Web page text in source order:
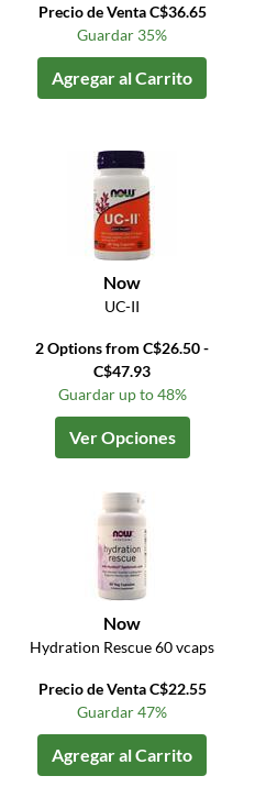
Precio de Venta C$36.65
Guardar 35%
Agregar al Carrito
Now
UC-II
2 Options from C$26.50 -
C$47.93
Guardar up to 48%
Ver Opciones
Now
Hydration Rescue 60 vcaps
Precio de Venta C$22.55
Guardar 47%
Agregar al Carrito